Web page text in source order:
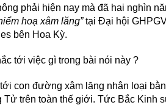
phải hiện nay mà đã hai nghìn
hoạ xâm lăng”tại Đại hội
bên Hoa Kỳ.
tới việc gì trong bài nói này ?
con đường xâm lăng nhân loại
Tử trên toàn thế giới. Tức Bắc Kinh